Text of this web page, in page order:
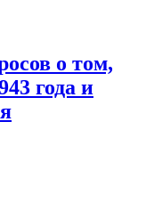
о том,
года и